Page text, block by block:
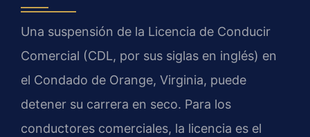
Una suspensión de la Licencia de Conducir
Comercial (CDL, por sus siglas en inglés) en
el Condado de Orange, Virginia, puede
detener su carrera en seco. Para los
conductores comerciales, la licencia es el